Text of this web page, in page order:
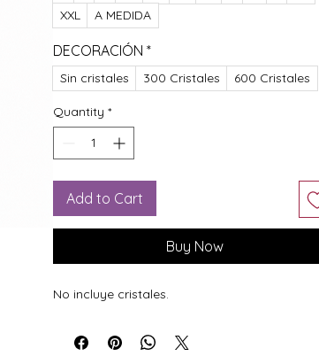
XXL
A MEDIDA
DECORACIÓN *
Sin cristales 300 Cristales 600 Cristales
Quantity *
Add to Cart
Buy Now
No incluye cristales.